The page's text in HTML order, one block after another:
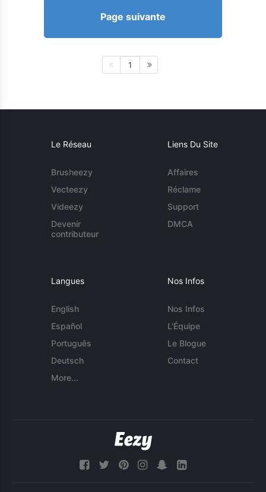
Page suivante
1
Le Réseau
Brusheezy
Vecteezy
Videezy
Devenir
contributeur
Liens Du Site
Affaires
Réclame
Support
DMCA
Langues
English
Español
Português
Deutsch
More...
Nos Infos
Nos Infos
L'Équipe
Le Blogue
Contact